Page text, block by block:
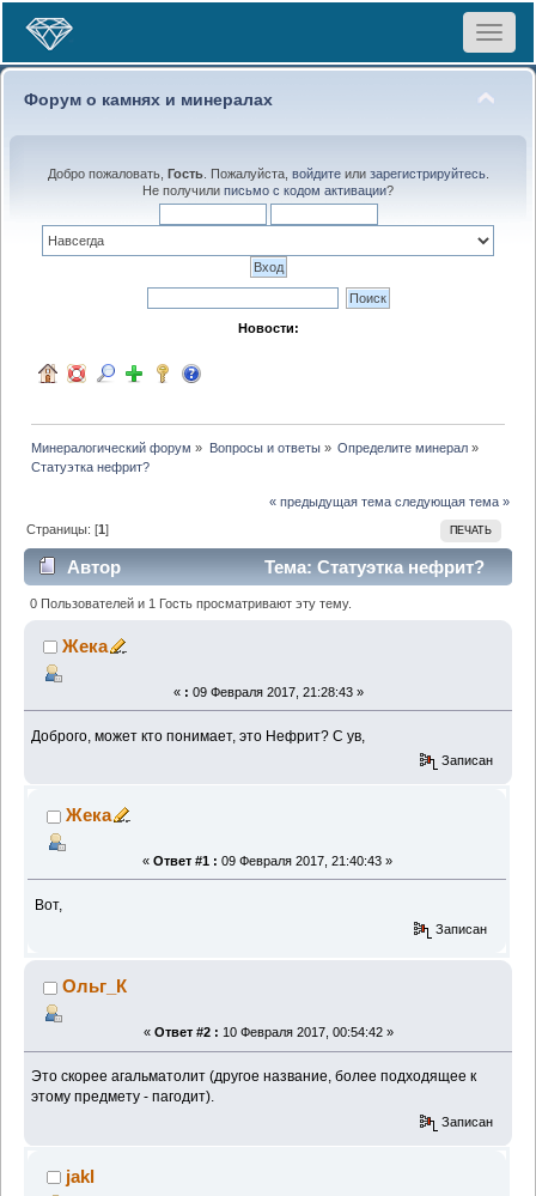
Toggle
Форум о камнях и минералах
Добро пожаловать, Гость. Пожалуйста, войдитеили зарегистрируйтесь.
Не получили письмо с кодом активации?
Новости:
Минералогический форум » Вопросы и ответы» Определите минерал»
Статуэтка нефрит?
« предыдущая тема следующая тема »
ПЕЧАТЬ
Страницы: [1]
Автор
Тема: Статуэтка нефрит?
(Прочитано 1343 раз)
0 Пользователей и 1 Гость просматривают эту тему.
Жека
« : 09 Февраля 2017, 21:28:43 »
Доброго, может кто понимает, это Нефрит? С ув,
Записан
Жека
« Ответ #1 : 09 Февраля 2017, 21:40:43 »
Вот,
Записан
Ольг_К
« Ответ #2 : 10 Февраля 2017, 00:54:42 »
Это скорее агальматолит (другое название, более подходящее к
этому предмету - пагодит).
Записан
jakl